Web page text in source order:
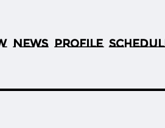
NEWS PROFILE